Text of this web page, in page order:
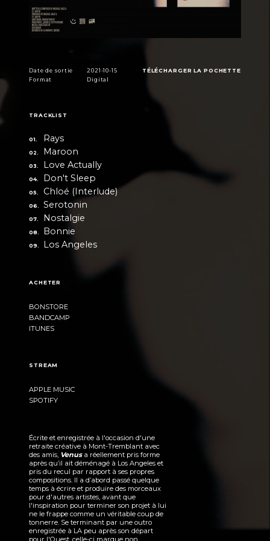
Date de sortie
2021-10-15
Format
Digital
TÉLÉCHARGER LA POCHETTE
TRACKLIST
Rays
Maroon
Love Actually
Don't Sleep
Chloé (Interlude)
Serotonin
Nostalgie
Bonnie
Los Angeles
ACHETER
BONSTORE
BANDCAMP
ITUNES
STREAM
APPLE MUSIC
SPOTIFY
Écrite et enregistrée à l'occasion d'une
retraite créative à Mont-Tremblant avec
des amis, Venusa réellement pris forme
après qu’il ait déménagé à Los Angeles et
pris du recul par rapport à ses propres
compositions. Il a d’abord passé quelque
temps à écrire et produire des morceaux
pour d'autres artistes, avant que
l'inspiration pour terminer son projet à lui
ne le frappe comme un véritable coup de
tonnerre. Se terminant par une outro
enregistrée à LA peu après son départ
pour l'Ouest, celle-ci marque non